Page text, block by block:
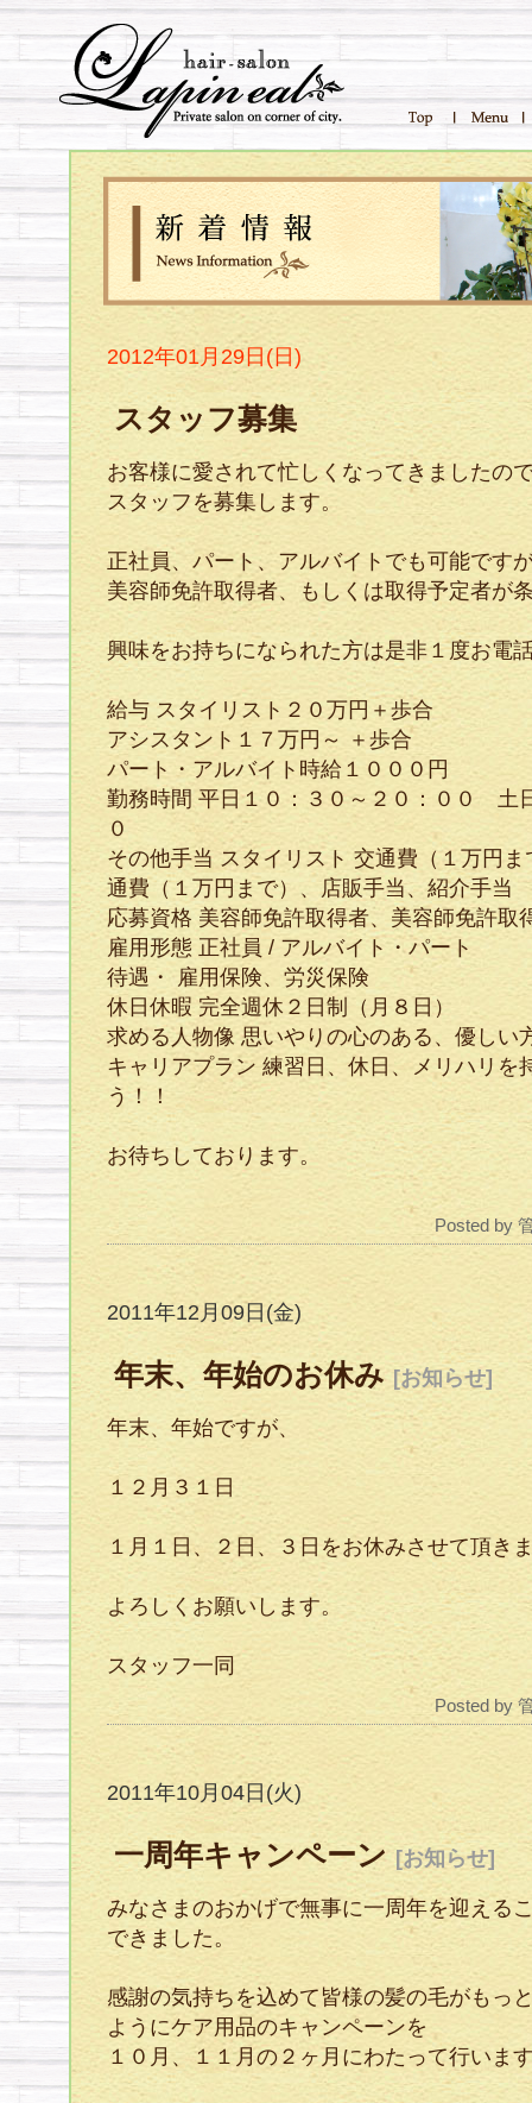
2012年01月29日(日)
スタッフ募集
お客様に愛されて忙しくなってきましたの
スタッフを募集します。
正社員、パート、アルバイトでも可能です
美容師免許取得者、もしくは取得予定者が
興味をお持ちになられた方は是非１度お電
給与 スタイリスト２０万円＋歩合
アシスタント１７万円～ ＋歩合
パート・アルバイト時給１０００円
勤務時間 平日１０：３０～２０：００ 土
０
その他手当 スタイリスト 交通費（１万
通費（１万円まで）、店販手当、紹介手当
応募資格 美容師免許取得者、美容師免許取
雇用形態 正社員 / アルバイト・パート
待遇・ 雇用保険、労災保険
休日休暇 完全週休２日制（月８日）
求める人物像 思いやりの心のある、優しい
キャリアプラン 練習日、休日、メリハリを
う！！
お待ちしております。
Posted by
2011年12月09日(金)
年末、年始のお休み [お知らせ]
年末、年始ですが、
１２月３１日
１月１日、２日、３日をお休みさせて頂き
よろしくお願いします。
スタッフ一同
Posted by
2011年10月04日(火)
一周年キャンペーン[お知らせ]
みなさまのおかげで無事に一周年を迎える
できました。
感謝の気持ちを込めて皆様の髪の毛がもっ
ようにケア用品のキャンペーンを
１０月、１１月の２ヶ月にわたって行いま